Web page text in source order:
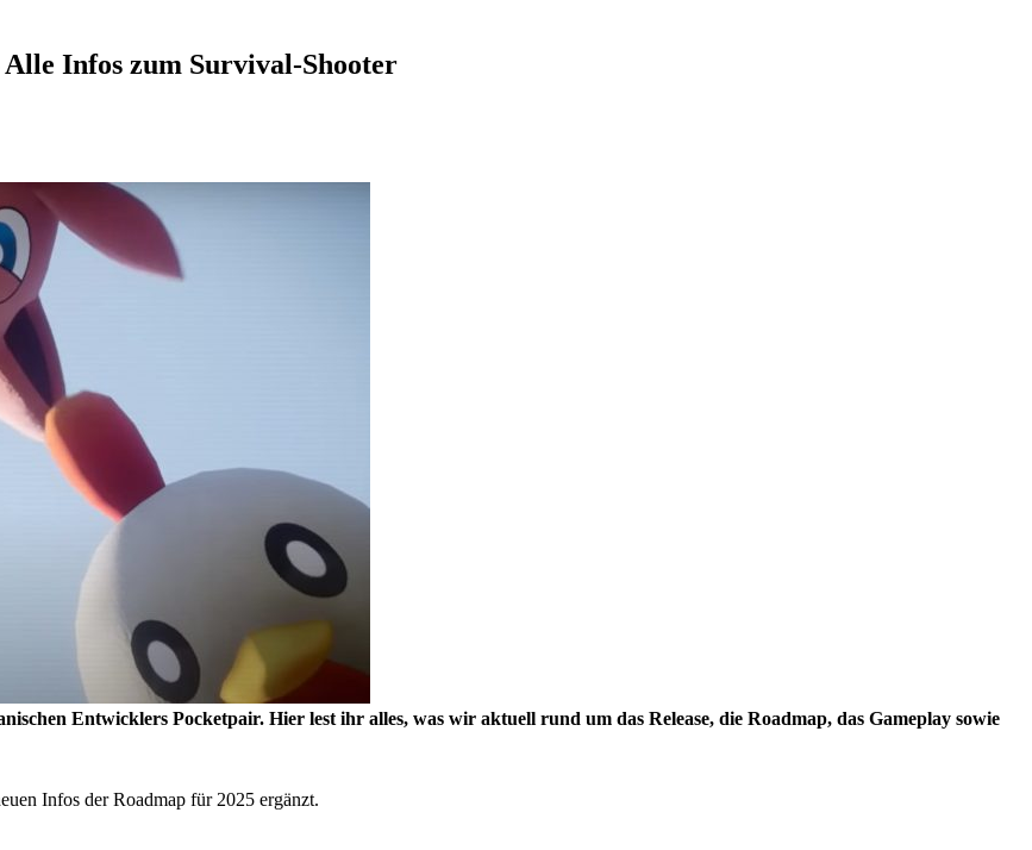
Infos zum Survival-Shooter
Entwicklers Pocketpair. Hier lest ihr alles, was wir aktuell rund um das Release, die Roadmap, das Gameplay sowie
Infos der Roadmap für 2025 ergänzt.